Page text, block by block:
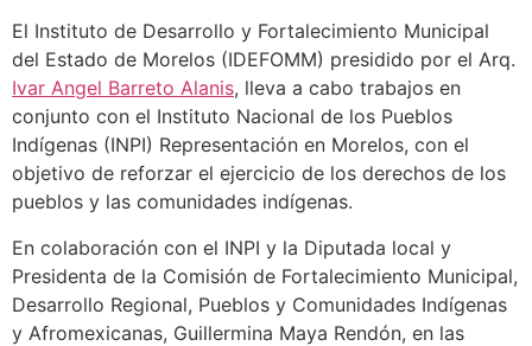
El Instituto de Desarrollo y Fortalecimiento Municipal
del Estado de Morelos (IDEFOMM) presidido por el Arq.
Ivar Angel Barreto Alanis, lleva a cabo trabajos en
conjunto con el Instituto Nacional de los Pueblos
Indígenas (INPI) Representación en Morelos, con el
objetivo de reforzar el ejercicio de los derechos de los
pueblos y las comunidades indígenas.
En colaboración con el INPI y la Diputada local y
Presidenta de la Comisión de Fortalecimiento Municipal,
Desarrollo Regional, Pueblos y Comunidades Indígenas
y Afromexicanas, Guillermina Maya Rendón, en las